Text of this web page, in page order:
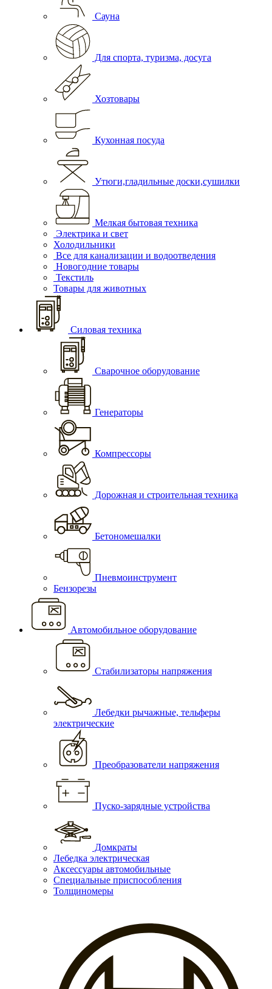
Сауна
Для спорта, туризма, досуга
Хозтовары
Кухонная посуда
Утюги,гладильные доски,сушилки
Мелкая бытовая техника
Электрика и свет
Холодильники
Все для канализации и водоотведения
Новогодние товары
Текстиль
Товары для животных
Силовая техника
Сварочное оборудование
Генераторы
Компрессоры
Дорожная и строительная техника
Бетономешалки
Пневмоинструмент
Бензорезы
Автомобильное оборудование
Стабилизаторы напряжения
Лебедки рычажные, тельферы
электрические
Преобразователи напряжения
Пуско-зарядные устройства
Домкраты
Лебедка электрическая
Аксессуары автомобильные
Специальные приспособления
Толщиномеры